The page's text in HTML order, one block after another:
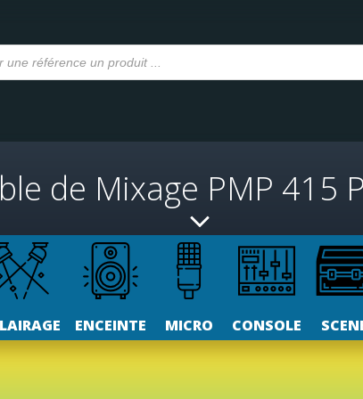
de Mixage PMP 415
ENCEINTE MICRO CONSOLE